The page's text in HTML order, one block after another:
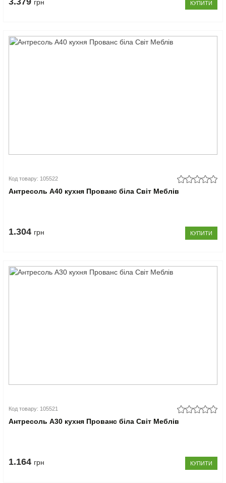
грн КУПИТИ
Код товару: 105522
Антресоль А40 кухня Прованс біла Світ Меблів
1.304 грн КУПИТИ
Код товару: 105521
Антресоль А30 кухня Прованс біла Світ Меблів
1.164 грн КУПИТИ